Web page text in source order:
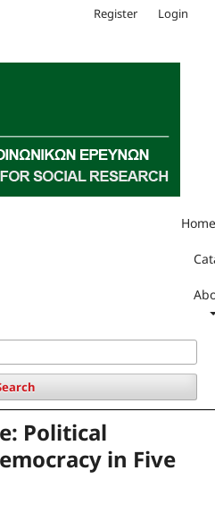
Home
Register Login
Political
in Five